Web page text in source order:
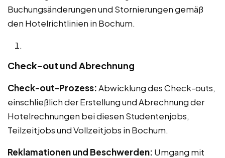
Buchungsänderungen und Stornierungen gemäß
den Hotelrichtlinien in Bochum.
Check-out und Abrechnung
Check-out-Prozess:Abwicklung des Check-outs,
einschließlich der Erstellung und Abrechnung der
Hotelrechnungen bei diesen Studentenjobs,
Teilzeitjobs und Vollzeitjobs in Bochum.
Reklamationen und Beschwerden: Umgang mit